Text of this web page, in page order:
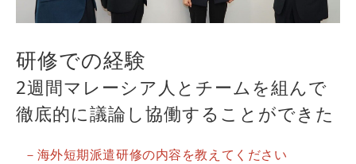
研修での経験
2週間マレーシア人とチームを組んで
徹底的に議論し協働することができた
－海外短期派遣研修の内容を教えてください